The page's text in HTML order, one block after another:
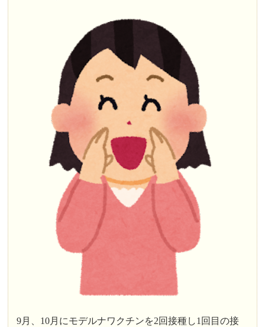
9月、10月にモデルナワクチンを2回接種し1回目の接